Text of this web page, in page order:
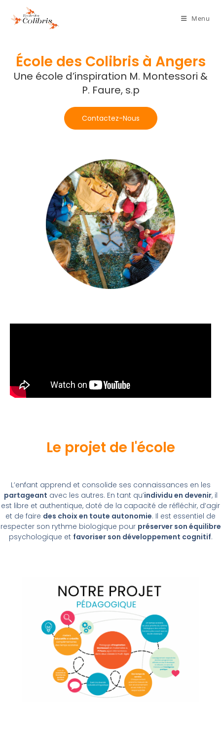
Menu
École des Colibris à Angers
Une école d’inspiration M. Montessori &
P. Faure, s.p
Contactez-Nous
Le projet de l'école
L’enfant apprend et consolide ses connaissances en les
partageant avec les autres. En tant qu’individu en devenir, il
est libre et authentique, doté de la capacité de réfléchir, d’agir
et de faire des choix en toute autonomie. Il est essentiel de
respecter son rythme biologique pour préserver son équilibre
psychologique et favoriser son développement cognitif.